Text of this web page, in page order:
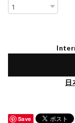
日
Save